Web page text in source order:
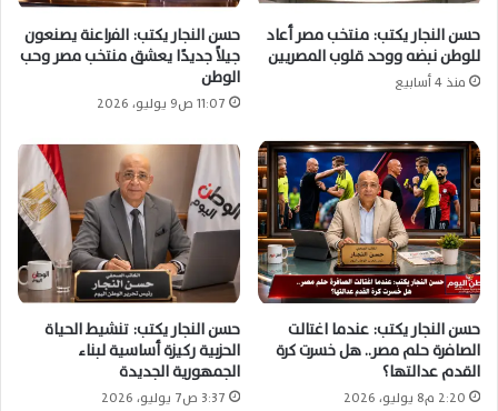
حسن النجار يكتب: منتخب مصر أعاد
للوطن نبضه ووحد قلوب المصريين
منذ 4 أسابيع
حسن النجار يكتب: الفراعنة يصنعون
جيلاً جديدًا يعشق منتخب مصر وحب
الوطن
11:07 ص9 يوليو، 2026
حسن النجار يكتب: عندما اغتالت
الصافرة حلم مصر.. هل خسرت كرة
القدم عدالتها؟
2:20 م8 يوليو، 2026
حسن النجار يكتب: تنشيط الحياة
الحزبية ركيزة أساسية لبناء
الجمهورية الجديدة
3:37 ص7 يوليو، 2026